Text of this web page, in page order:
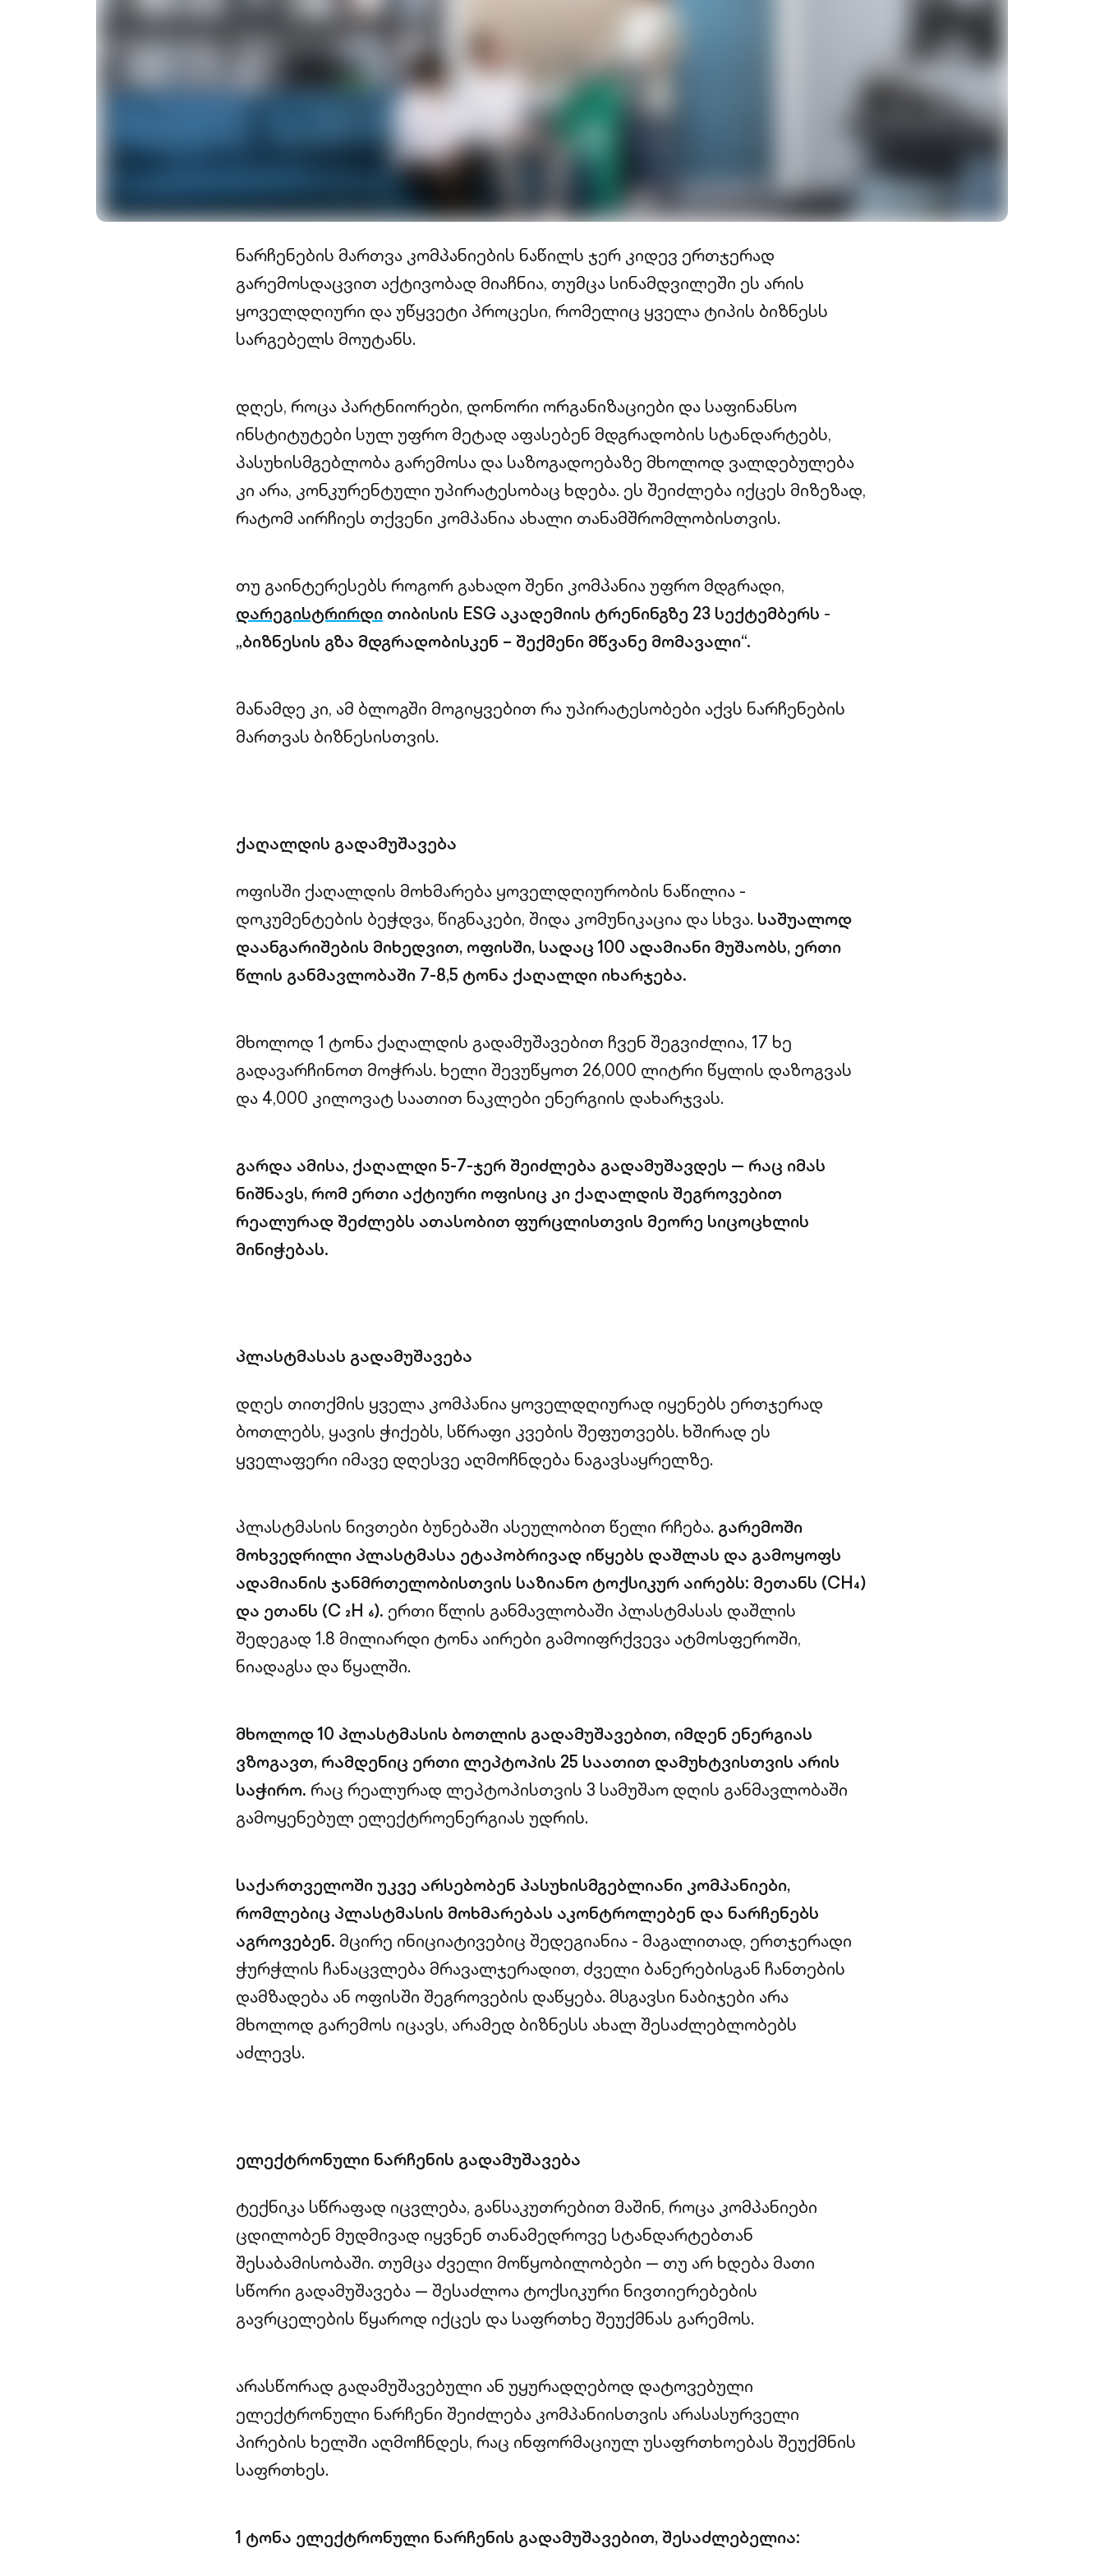
ნარჩენების მართვა კომპანიების ნაწილს ჯერ კიდევ ერთჯერად
გარემოსდაცვით აქტივობად მიაჩნია, თუმცა სინამდვილეში ეს არის
ყოველდღიური და უწყვეტი პროცესი, რომელიც ყველა ტიპის ბიზნესს
სარგებელს მოუტანს.
დღეს, როცა პარტნიორები, დონორი ორგანიზაციები და საფინანსო
ინსტიტუტები სულ უფრო მეტად აფასებენ მდგრადობის სტანდარტებს,
პასუხისმგებლობა გარემოსა და საზოგადოებაზე მხოლოდ ვალდებულება
კი არა, კონკურენტული უპირატესობაც ხდება. ეს შეიძლება იქცეს მიზეზად,
რატომ აირჩიეს თქვენი კომპანია ახალი თანამშრომლობისთვის.
თუ გაინტერესებს როგორ გახადო შენი კომპანია უფრო მდგრადი,
დარეგისტრირდი თიბისის ESG აკადემიის ტრენინგზე 23 სექტემბერს -
„ბიზნესის გზა მდგრადობისკენ – შექმენი მწვანე მომავალი“.
მანამდე კი, ამ ბლოგში მოგიყვებით რა უპირატესობები აქვს ნარჩენების
მართვას ბიზნესისთვის.
ქაღალდის გადამუშავება
ოფისში ქაღალდის მოხმარება ყოველდღიურობის ნაწილია -
დოკუმენტების ბეჭდვა, წიგნაკები, შიდა კომუნიკაცია და სხვა. საშუალოდ
დაანგარიშების მიხედვით, ოფისში, სადაც 100 ადამიანი მუშაობს, ერთი
წლის განმავლობაში 7-8,5 ტონა ქაღალდი იხარჯება.
მხოლოდ 1 ტონა ქაღალდის გადამუშავებით ჩვენ შეგვიძლია, 17 ხე
გადავარჩინოთ მოჭრას. ხელი შევუწყოთ 26,000 ლიტრი წყლის დაზოგვას
და 4,000 კილოვატ საათით ნაკლები ენერგიის დახარჯვას.
გარდა ამისა, ქაღალდი 5-7-ჯერ შეიძლება გადამუშავდეს — რაც იმას
ნიშნავს, რომ ერთი აქტიური ოფისიც კი ქაღალდის შეგროვებით
რეალურად შეძლებს ათასობით ფურცლისთვის მეორე სიცოცხლის
მინიჭებას.
პლასტმასას გადამუშავება
დღეს თითქმის ყველა კომპანია ყოველდღიურად იყენებს ერთჯერად
ბოთლებს, ყავის ჭიქებს, სწრაფი კვების შეფუთვებს. ხშირად ეს
ყველაფერი იმავე დღესვე აღმოჩნდება ნაგავსაყრელზე.
პლასტმასის ნივთები ბუნებაში ასეულობით წელი რჩება. გარემოში
მოხვედრილი პლასტმასა ეტაპობრივად იწყებს დაშლას და გამოყოფს
ადამიანის ჯანმრთელობისთვის საზიანო ტოქსიკურ აირებს: მეთანს (CH₄)
და ეთანს (C ₂H ₆). ერთი წლის განმავლობაში პლასტმასას დაშლის
შედეგად 1.8 მილიარდი ტონა აირები გამოიფრქვევა ატმოსფეროში,
ნიადაგსა და წყალში.
მხოლოდ 10 პლასტმასის ბოთლის გადამუშავებით, იმდენ ენერგიას
ვზოგავთ, რამდენიც ერთი ლეპტოპის 25 საათით დამუხტვისთვის არის
საჭირო. რაც რეალურად ლეპტოპისთვის 3 სამუშაო დღის განმავლობაში
გამოყენებულ ელექტროენერგიას უდრის.
საქართველოში უკვე არსებობენ პასუხისმგებლიანი კომპანიები,
რომლებიც პლასტმასის მოხმარებას აკონტროლებენ და ნარჩენებს
აგროვებენ. მცირე ინიციატივებიც შედეგიანია - მაგალითად, ერთჯერადი
ჭურჭლის ჩანაცვლება მრავალჯერადით, ძველი ბანერებისგან ჩანთების
დამზადება ან ოფისში შეგროვების დაწყება. მსგავსი ნაბიჯები არა
მხოლოდ გარემოს იცავს, არამედ ბიზნესს ახალ შესაძლებლობებს
აძლევს.
ელექტრონული ნარჩენის გადამუშავება
ტექნიკა სწრაფად იცვლება, განსაკუთრებით მაშინ, როცა კომპანიები
ცდილობენ მუდმივად იყვნენ თანამედროვე სტანდარტებთან
შესაბამისობაში. თუმცა ძველი მოწყობილობები — თუ არ ხდება მათი
სწორი გადამუშავება — შესაძლოა ტოქსიკური ნივთიერებების
გავრცელების წყაროდ იქცეს და საფრთხე შეუქმნას გარემოს.
არასწორად გადამუშავებული ან უყურადღებოდ დატოვებული
ელექტრონული ნარჩენი შეიძლება კომპანიისთვის არასასურველი
პირების ხელში აღმოჩნდეს, რაც ინფორმაციულ უსაფრთხოებას შეუქმნის
საფრთხეს.
1 ტონა ელექტრონული ნარჩენის გადამუშავებით, შესაძლებელია: